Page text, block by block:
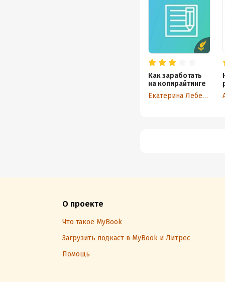
Как заработать
на копирайтинге
Екатерина Лебедева
О проекте
Что такое MyBook
Загрузить подкаст в MyBook и Литрес
Помощь